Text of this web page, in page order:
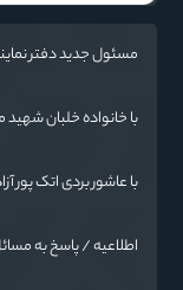
مسئول جدید دفتر
با خانواده خلبان
با عاشور بردی اتک پور
اطلاعیه / پاسخ به